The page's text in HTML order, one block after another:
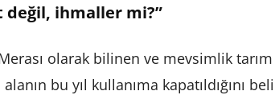
değil, ihmaller mi?”
olarak bilinen ve mevsimlik
alanın bu yıl kullanıma kapatıldığını